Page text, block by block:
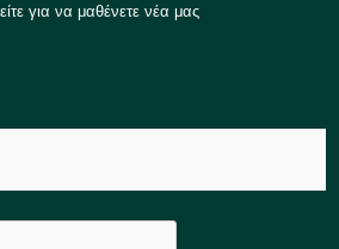
για να μαθένετε νέα μας